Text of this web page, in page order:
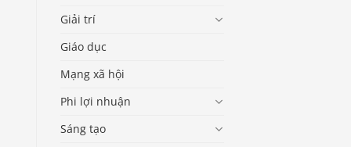
Giải trí
Giáo dục
Mạng xã hội
Phi lợi nhuận
Sáng tạo